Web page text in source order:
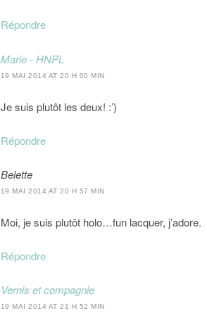
Répondre
Marie - HNPL
19 MAI 2014 AT 20 H 00 MIN
Je suis plutôt les deux! :’)
Répondre
Belette
19 MAI 2014 AT 20 H 57 MIN
Moi, je suis plutôt holo…fun lacquer, j’adore.
Répondre
Vernis et compagnie
19 MAI 2014 AT 21 H 52 MIN